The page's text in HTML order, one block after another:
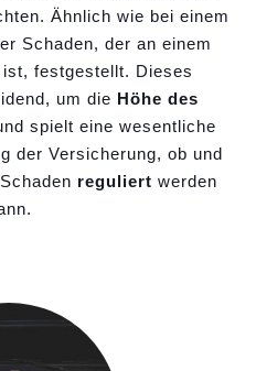
Ähnlich wie bei einem
Schaden, der an einem
festgestellt. Dieses
um die Höhe des
spielt eine wesentliche
der Versicherung, ob und
reguliert werden